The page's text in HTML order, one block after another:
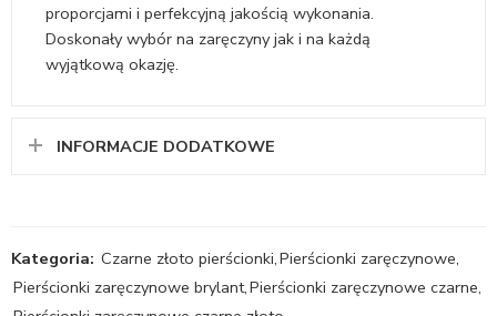
proporcjami i perfekcyjną jakością wykonania.
Doskonały wybór na zaręczyny jak i na każdą
wyjątkową okazję.
INFORMACJE DODATKOWE
Kategoria: Czarne złoto pierścionki,Pierścionki zaręczynowe,
Pierścionki zaręczynowe brylant,Pierścionki zaręczynowe czarne,